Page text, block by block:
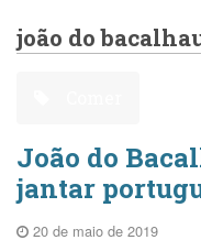
joão do
João do
jantar
20 de maio de 2019